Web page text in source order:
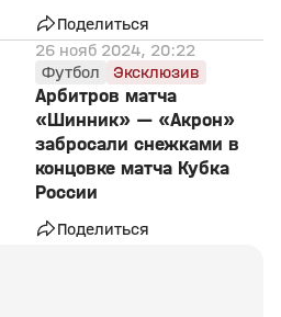
Поделиться
26 нояб 2024, 20:22
Футбол
Эксклюзив
Арбитров матча
«Шинник» — «Акрон»
забросали снежками в
концовке матча Кубка
России
Поделиться